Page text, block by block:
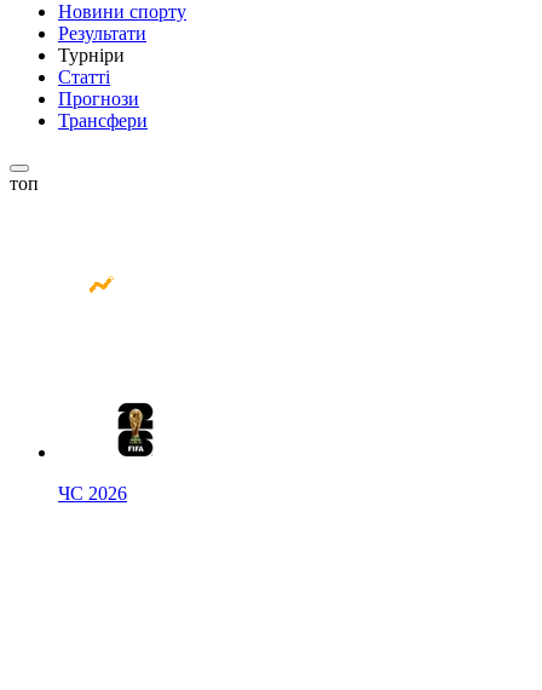
Новини спорту
Результати
Турніри
Статті
Прогнози
Трансфери
топ
ЧС 2026